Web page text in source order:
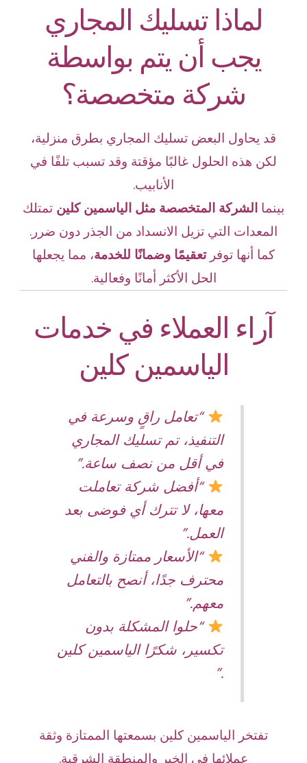
لماذا تسليك المجاري
يجب أن يتم بواسطة
شركة متخصصة؟
قد يحاول البعض تسليك المجاري بطرق منزلية،
لكن هذه الحلول غالبًا مؤقتة وقد تسبب تلفًا في
الأنابيب.
بينما الشركة المتخصصة مثل الياسمين كلين تمتلك
المعدات التي تزيل الانسداد من الجذر دون ضرر.
كما أنها توفرتعقيمًا وضمانًا للخدمة، مما يجعلها
الحل الأكثر أمانًا وفعالية.
آراء العملاء في خدمات
الياسمين كلين
“تعامل راقٍ وسرعة في
التنفيذ، تم تسليك المجاري
في أقل من نصف ساعة.”
“أفضل شركة تعاملت
معها، لا تترك أي فوضى بعد
العمل.”
“الأسعار ممتازة والفني
محترف جدًا، أنصح بالتعامل
معهم.”
“حلوا المشكلة بدون
تكسير، شكرًا الياسمين كلين
.”
تفتخر الياسمين كلين بسمعتها الممتازة وثقة
عملائها في الخبر والمنطقة الشرقية.